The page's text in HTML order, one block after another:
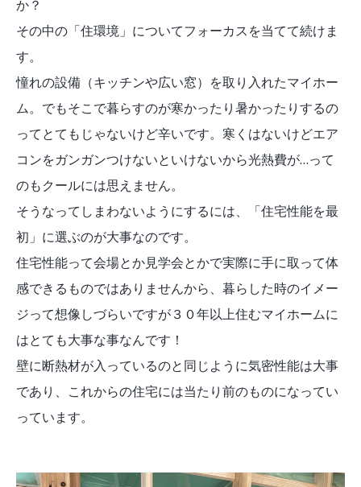
か？
その中の「住環境」についてフォーカスを当てて続けま
す。
憧れの設備（キッチンや広い窓）を取り入れたマイホー
ム。でもそこで暮らすのが寒かったり暑かったりするの
ってとてもじゃないけど辛いです。寒くはないけどエア
コンをガンガンつけないといけないから光熱費が…って
のもクールには思えません。
そうなってしまわないようにするには、「住宅性能を最
初」に選ぶのが大事なのです。
住宅性能って会場とか見学会とかで実際に手に取って体
感できるものではありませんから、暮らした時のイメー
ジって想像しづらいですが３０年以上住むマイホームに
はとても大事な事なんです！
壁に断熱材が入っているのと同じように気密性能は大事
であり、これからの住宅には当たり前のものになってい
っています。